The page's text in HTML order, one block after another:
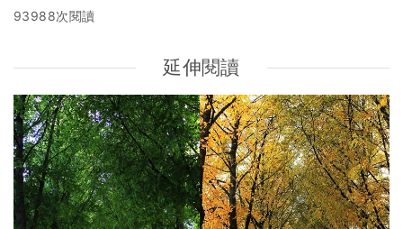
93988次閱讀
延伸閱讀